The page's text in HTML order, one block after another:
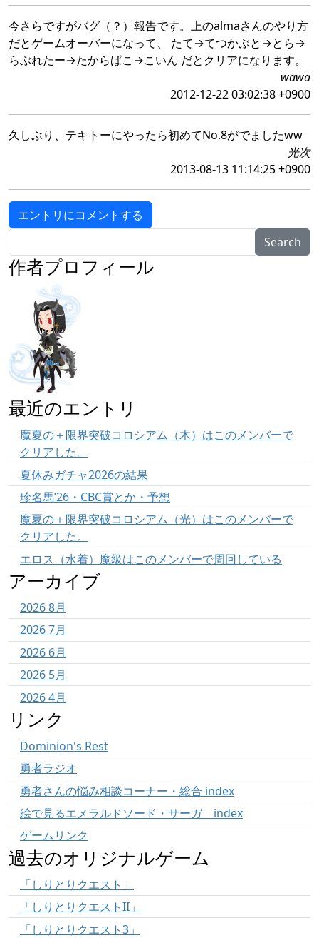
今さらですがバグ（？）報告です。上のalmaさんのやり方
だとゲームオーバーになって、 たて→てつかぶと→とら→
らぶれたー→たからばこ→こいん だとクリアになります。
wawa
2012-12-22 03:02:38 +0900
久しぶり、テキトーにやったら初めてNo.8がでましたww
光次
2013-08-13 11:14:25 +0900
エントリにコメントする
Search
作者プロフィール
最近のエントリ
魔夏の＋限界突破コロシアム（木）はこのメンバーで
クリアした。
夏休みガチャ2026の結果
珍名馬’26・CBC賞とか・予想
魔夏の＋限界突破コロシアム（光）はこのメンバーで
クリアした。
エロス（水着）魔級はこのメンバーで周回している
アーカイブ
2026 8月
2026 7月
2026 6月
2026 5月
2026 4月
リンク
Dominion's Rest
勇者ラジオ
勇者さんの悩み相談コーナー・総合 index
絵で見るエメラルドソード・サーガ index
ゲームリンク
過去のオリジナルゲーム
「しりとりクエスト」
「しりとりクエストII」
「しりとりクエスト3」